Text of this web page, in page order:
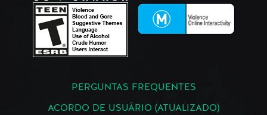
PERGUNTAS FREQUENTES
ACORDO DE USUÁRIO (ATUALIZADO)